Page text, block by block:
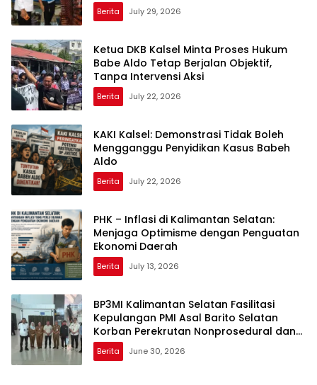
Berita July 29, 2026
Ketua DKB Kalsel Minta Proses Hukum
Babe Aldo Tetap Berjalan Objektif,
Tanpa Intervensi Aksi
Berita July 22, 2026
KAKI Kalsel: Demonstrasi Tidak Boleh
Mengganggu Penyidikan Kasus Babeh
Aldo
Berita July 22, 2026
PHK – Inflasi di Kalimantan Selatan:
Menjaga Optimisme dengan Penguatan
Ekonomi Daerah
Berita July 13, 2026
BP3MI Kalimantan Selatan Fasilitasi
Kepulangan PMI Asal Barito Selatan
Korban Perekrutan Nonprosedural dan
Eksploitasi di Kamboja
Berita June 30, 2026